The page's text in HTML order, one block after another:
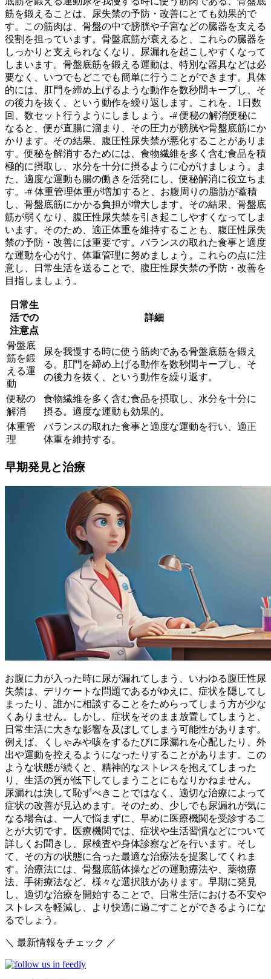
筋を鍛えることは、尿失禁の予防・改善にとても効果的で
す。この筋肉は、骨盤の中で膀胱や子宮などの臓器を支える
役割を担っています。骨盤底筋が衰えると、これらの臓器を
しっかりと支えられなくなり、尿漏れを起こしやすくなって
しまいます。骨盤底筋を鍛える運動は、特別な器具などは必
要なく、 いつでもどこでも簡単に行うことができます。具体
的には、肛門を締め上げるような動作を数秒間キープし、そ
の後力を抜く、という動作を繰り返します。これを、1日数
回、数セット行うようにしましょう。-# 便秘の解消便秘に
なると、便が直腸に溜まり、その圧力が膀胱や骨盤底筋にか
かります。その結果、 腹圧性尿失禁が悪化することがありま
す。便秘を解消するためには、食物繊維を多く含む食品を積
極的に摂取し、水分を十分に摂るように心がけましょう。ま
た、適度な運動も腸の働きを活発にし、便秘解消に役立ちま
す。-# 体重管理体重が増加すると、お腹周りの脂肪が蓄積
し、骨盤底筋にかかる負担が増大します。その結果、骨盤底
筋が弱くなり、腹圧性尿失禁を引き起こしやすくなってしま
います。そのため、 適正体重を維持することも、腹圧性尿失
禁の予防・改善には重要です。バランスの取れた食事と適度
な運動を心がけ、体重管理に努めましょう。これらの点に注
意し、日常生活を送ることで、腹圧性尿失禁の予防・改善を
目指しましょう。
日常生
活での
注意点
詳細
骨盤底
筋を鍛
える運
動
尿を我慢する時に使う筋肉である骨盤底筋を鍛え
る。肛門を締め上げる動作を数秒間キープし、そ
の後力を抜く、という動作を繰り返す。
便秘の
解消
食物繊維を多く含む食品を摂取し、水分を十分に
摂る。適度な運動も効果的。
体重管
理
バランスの取れた食事と適度な運動を行い、適正
体重を維持する。
早期発見と治療
お腹に力が入った時に尿が漏れてしまう、いわゆる腹圧性尿
失禁は、デリケートな問題であるがゆえに、症状を隠してし
まったり、誰かに相談することをためらってしまう方が少な
くありません。しかし、症状をそのまま放置してしまうと、
日常生活に大きな影響を及ぼしてしまう可能性があります。
例えば、くしゃみや咳をするたびに尿漏れを心配したり、外
出や運動を控えるようになったりすることがあります。この
ような状態が続くと、精神的なストレスを抱えてしまった
り、生活の質が低下してしまうことにもなりかねません。
尿漏れは決して恥ずべきことではなく、適切な治療によって
症状の改善が見込めます。 そのため、少しでも尿漏れが気に
なる場合は、一人で悩まずに、早めに医療機関を受診するこ
とが大切です。医療機関では、症状や生活習慣などについて
詳しくお聞きし、尿検査や身体診察などを行います。そし
て、その方の状態に合った最適な治療法を提案してくれま
す。治療法には、骨盤底筋体操などの運動療法や、薬物療
法、手術療法など、様々な選択肢があります。早期に発見
し、適切な治療を開始することで、日常生活における不安や
ストレスを軽減し、より快適に過ごすことができるようにな
るでしょう。
＼ 最新情報をチェック ／